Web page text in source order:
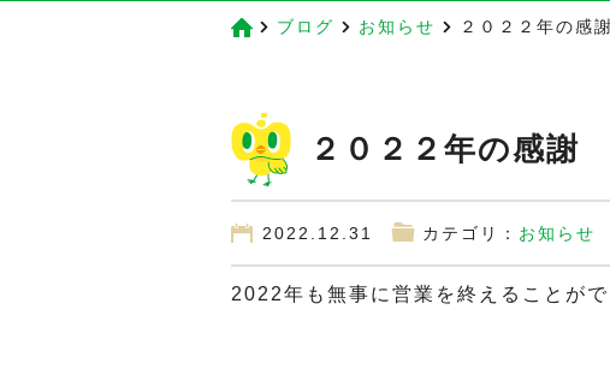
ブログ お知らせ ２０２２年の感謝
２０２２年の感謝
2022.12.31 カテゴリ： お知らせ
2022年も無事に営業を終えることがで